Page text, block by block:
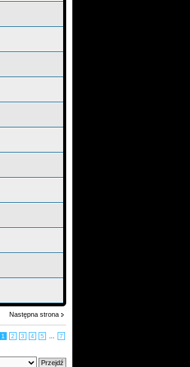
Następna strona
1 2 3 4 5 7